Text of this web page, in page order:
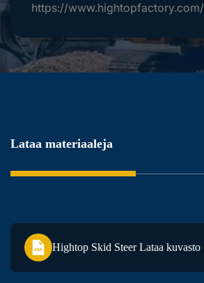
https://www.hightopfactory.com/
Lataa materiaaleja
Hightop Skid Steer Lataa kuvasto